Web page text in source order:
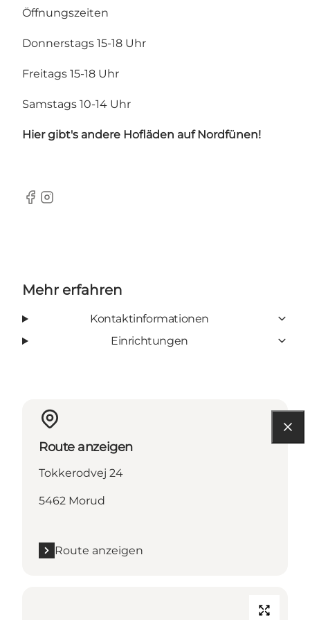
Öffnungszeiten
Donnerstags 15-18 Uhr
Freitags 15-18 Uhr
Samstags 10-14 Uhr
Hier gibt's andere Hofläden auf Nordfünen!
Facebook
Instagram
Mehr erfahren
Kontaktinformationen
Einrichtungen
Route anzeigen
Tokkerodvej 24
5462 Morud
Route anzeigen